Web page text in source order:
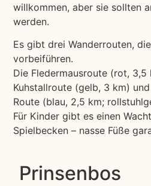
willkommen, aber sie sollten
werden.
Es gibt drei Wanderrouten,
vorbeiführen.
Die Fledermausroute (rot, 3,5
Kuhstallroute (gelb, 3 km)
Route (blau, 2,5 km;
Für Kinder gibt es einen
Spielbecken – nasse Füße
Prinsenbos